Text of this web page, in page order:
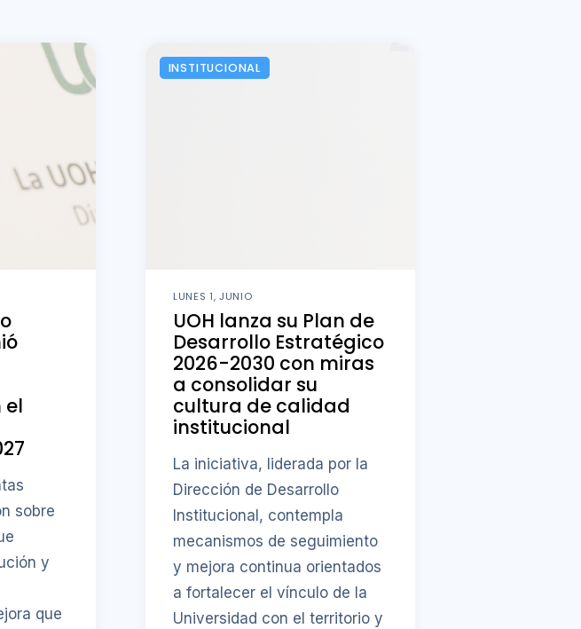
el
sobre
y
que
INSTITUCIONAL
LUNES 1, JUNIO
UOH lanza su Plan de
Desarrollo Estratégico
2026-2030 con miras
a consolidar su
cultura de calidad
institucional
La iniciativa, liderada por la
Dirección de Desarrollo
Institucional, contempla
mecanismos de seguimiento
y mejora continua orientados
a fortalecer el vínculo de la
Universidad con el territorio y